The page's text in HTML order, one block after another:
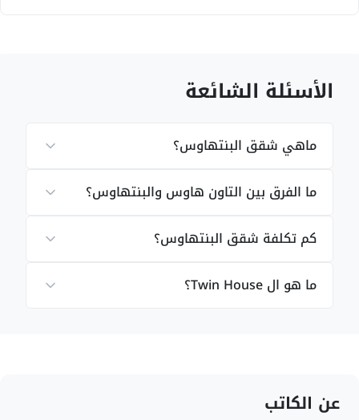
الأسئلة الشائعة
ماهي شقق البنتهاوس؟
ما الفرق بين التاون هاوس والبنتهاوس؟
كم تكلفة شقق البنتهاوس؟
ما هو ال Twin House؟
عن الكاتب